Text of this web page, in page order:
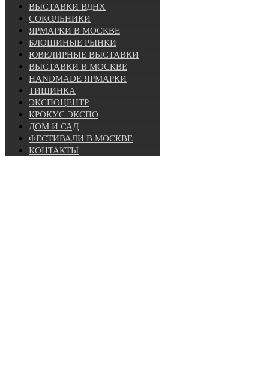
ВЫСТАВКИ ВДНХ
СОКОЛЬНИКИ
ЯРМАРКИ В МОСКВЕ
БЛОШИНЫЕ РЫНКИ
ЮВЕЛИРНЫЕ ВЫСТАВКИ
ВЫСТАВКИ В МОСКВЕ
HANDMADE ЯРМАРКИ
ТИШИНКА
ЭКСПОЦЕНТР
КРОКУС ЭКСПО
ДОМ И САД
ФЕСТИВАЛИ В МОСКВЕ
КОНТАКТЫ